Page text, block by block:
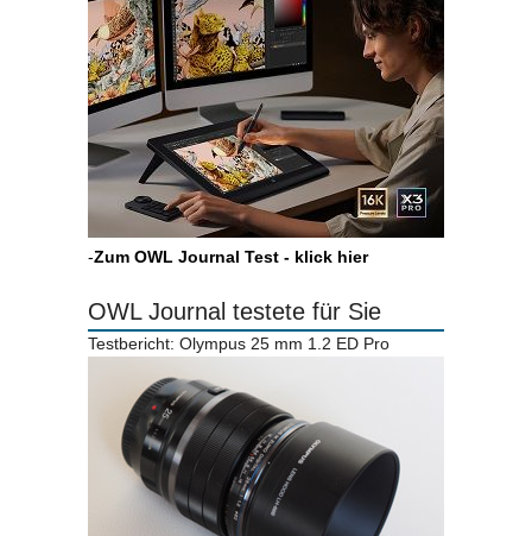
-Zum OWL Journal Test - klick hier
OWL Journal testete für Sie
Testbericht: Olympus 25 mm 1.2 ED Pro